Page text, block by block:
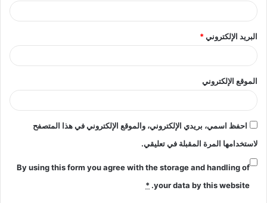
البريد الإلكتروني*
الموقع الإلكتروني
احفظ اسمي، بريدي الإلكتروني، والموقع الإلكتروني في هذا المتصفح
لاستخدامها المرة المقبلة في تعليقي.
By using this form you agree with the storage and handling of
your data by this website.
*